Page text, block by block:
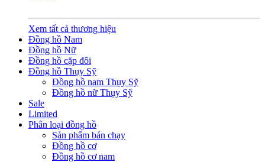
Xem tất cả thương hiệu
Đồng hồ Nam
Đồng hồ Nữ
Đồng hồ cặp đôi
Đồng hồ Thụy Sỹ
Đồng hồ nam Thụy Sỹ
Đồng hồ nữ Thụy Sỹ
Sale
Limited
Phân loại đồng hồ
Sản phẩm bán chạy
Đồng hồ cơ
Đồng hồ cơ nam